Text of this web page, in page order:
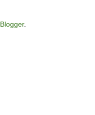
Blogger.